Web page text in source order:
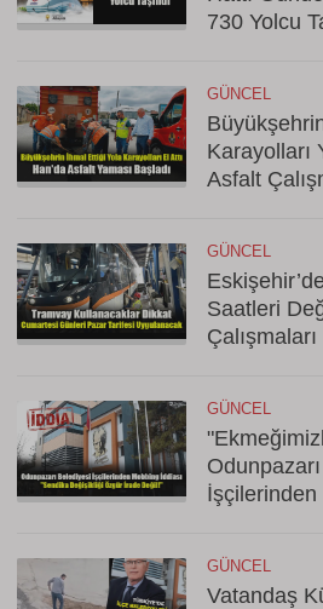
730 Yolcu
GÜNCEL
Karayolları
Asfalt
GÜNCEL
Saatleri
GÜNCEL
İşçilerinden
GÜNCEL
Vatandaş